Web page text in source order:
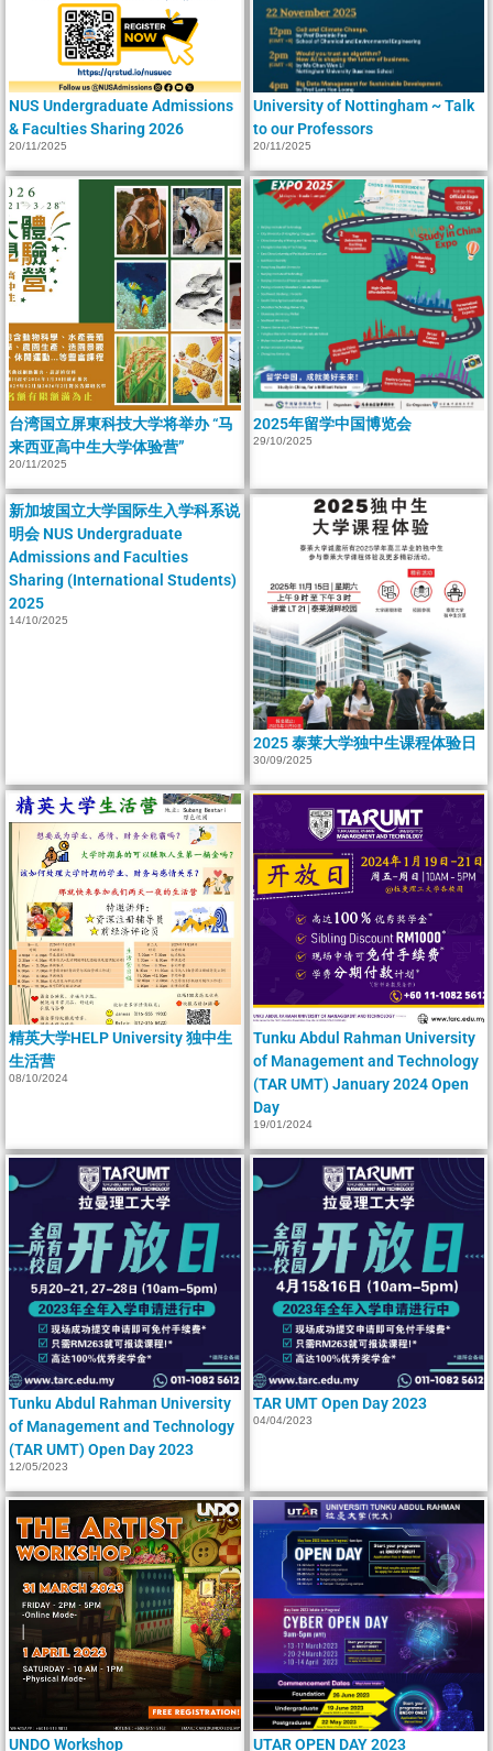
NUS Undergraduate Admissions
& Faculties Sharing 2026
20/11/2025
University of Nottingham ~ Talk
to our Professors
20/11/2025
台湾国立屏東科技大学将举办 “马
来西亚高中生大学体验营”
20/11/2025
2025年留学中国博览会
29/10/2025
新加坡国立大学国际生入学科系说
明会 NUS Undergraduate
Admissions and Faculties
Sharing (International Students)
2025
14/10/2025
2025 泰莱大学独中生课程体验日
30/09/2025
精英大学HELP University 独中生
生活营
08/10/2024
Tunku Abdul Rahman University
of Management and Technology
(TAR UMT) January 2024 Open
Day
19/01/2024
Tunku Abdul Rahman University
of Management and Technology
(TAR UMT) Open Day 2023
12/05/2023
TAR UMT Open Day 2023
04/04/2023
UNDO Workshop UTAR OPEN DAY 2023